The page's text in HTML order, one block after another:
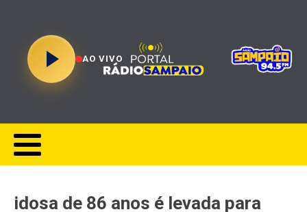
AO VIVO
idosa de 86 anos é levada para